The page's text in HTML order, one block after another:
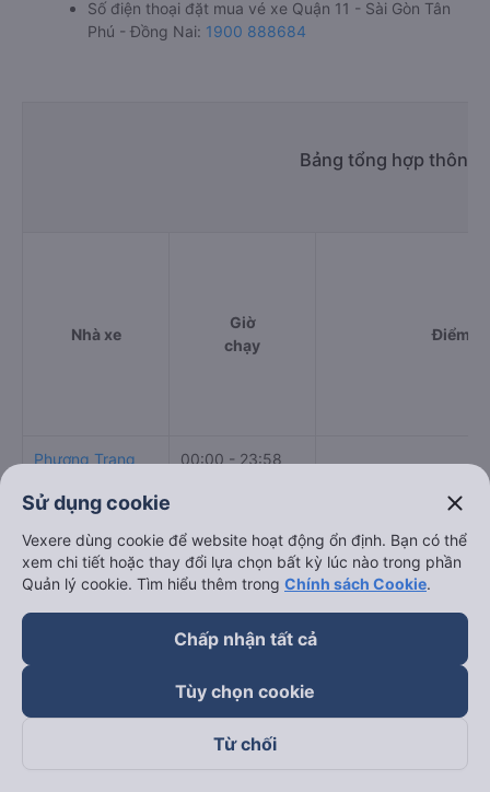
Số điện thoại đặt mua vé xe Quận 11 - Sài Gòn Tân
Phú - Đồng Nai: 1900 888684
Bảng tổng hợp thông
Nhà xe
Giờ
chạy
Điểm đi
Phương Trang 00:00 - 23:58
Nhật Đoan
110 Vũ Tông Phan
Thịnh Thái
Limousine
01:00 - 22:45 299/13 Lý Thường Kiệt
17, Bình Thạnh,
Cách đặt vé xe khách đi Tân Phú - Đồng Nai từ Quận
Sử dụng cookie close
Vexere dùng cookie để website hoạt động ổn định. Bạn có thể
xem chi tiết hoặc thay đổi lựa chọn bất kỳ lúc nào trong phần
Quản lý cookie. Tìm hiểu thêm trong Chính sách Cookie.
Chấp nhận tất cả
Tùy chọn cookie
Từ chối